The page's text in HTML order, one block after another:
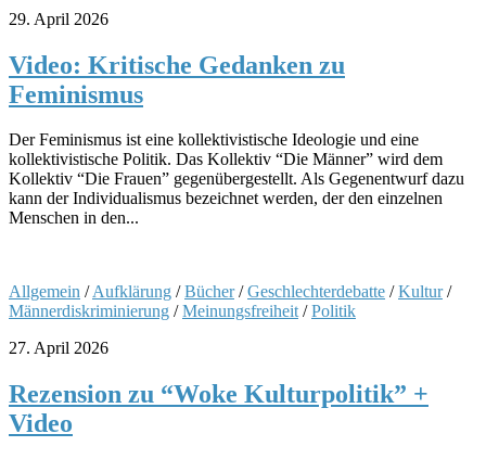
29. April 2026
Video: Kritische Gedanken zu
Feminismus
Der Feminismus ist eine kollektivistische Ideologie und eine
kollektivistische Politik. Das Kollektiv “Die Männer” wird dem
Kollektiv “Die Frauen” gegenübergestellt. Als Gegenentwurf dazu
kann der Individualismus bezeichnet werden, der den einzelnen
Menschen in den...
Allgemein /Aufklärung /Bücher/Geschlechterdebatte /Kultur/
Männerdiskriminierung /Meinungsfreiheit/Politik
27. April 2026
Rezension zu “Woke Kulturpolitik” +
Video